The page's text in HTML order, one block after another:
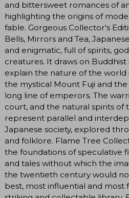
and bittersweet romances of
highlighting the origins of
fable. Gorgeous Collector's
Bells, Mirrors and Tea,
and enigmatic, full of spirits,
creatures. It draws on
explain the nature of the world
the mystical Mount Fuji and
long line of emperors. The
court, and the natural spirits of
represent parallel and
Japanese society, explored
and folklore. Flame Tree
the foundations of speculative
and tales without which the
the twentieth century would
best, most influential and most